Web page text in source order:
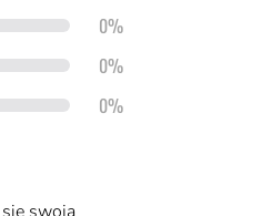
0%
0%
0%